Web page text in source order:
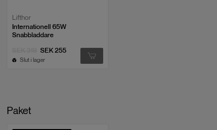
Lifthor
Internationell 65W
Snabbladdare
SEK 255
Slut i lager
Paket